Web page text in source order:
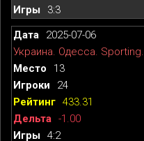
3:3
2025-07-06
Украина. Одесса. Sporting.
13
24
433.31
-1.00
4:2